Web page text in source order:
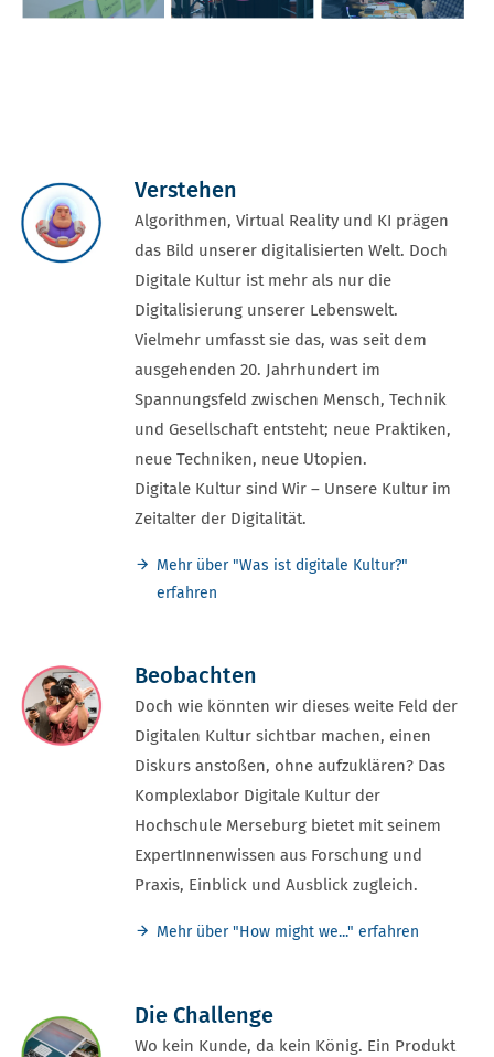
Verstehen
Algorithmen, Virtual Reality und KI prägen
das Bild unserer digitalisierten Welt. Doch
Digitale Kultur ist mehr als nur die
Digitalisierung unserer Lebenswelt.
Vielmehr umfasst sie das, was seit dem
ausgehenden 20. Jahrhundert im
Spannungsfeld zwischen Mensch, Technik
und Gesellschaft entsteht; neue Praktiken,
neue Techniken, neue Utopien.
Digitale Kultur sind Wir – Unsere Kultur im
Zeitalter der Digitalität.
Mehr über "Was ist digitale Kultur?"
erfahren
Beobachten
Doch wie könnten wir dieses weite Feld der
Digitalen Kultur sichtbar machen, einen
Diskurs anstoßen, ohne aufzuklären? Das
Komplexlabor Digitale Kultur der
Hochschule Merseburg bietet mit seinem
ExpertInnenwissen aus Forschung und
Praxis, Einblick und Ausblick zugleich.
Mehr über "How might we..." erfahren
Die Challenge
Wo kein Kunde, da kein König. Ein Produkt